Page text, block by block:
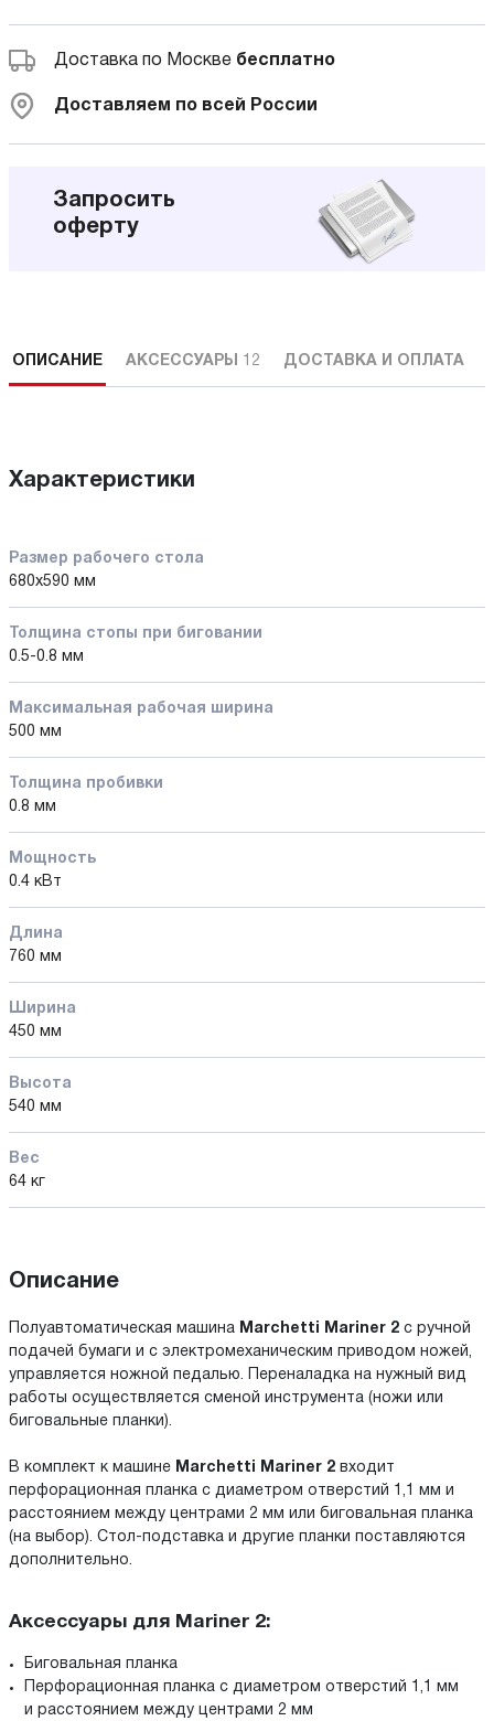
Доставка по Москве бесплатно
Доставляем по всей России
Запросить
оферту
ОПИСАНИЕ АКСЕССУАРЫ 12 ДОСТАВКА И ОПЛАТА
Характеристики
Размер рабочего стола
680x590 мм
Толщина стопы при биговании
0.5-0.8 мм
Максимальная рабочая ширина
500 мм
Толщина пробивки
0.8 мм
Мощность
0.4 кВт
Длина
760 мм
Ширина
450 мм
Высота
540 мм
Вес
64 кг
Описание
Полуавтоматическая машина Marchetti Mariner 2 с ручной
подачей бумаги и с электромеханическим приводом ножей,
управляется ножной педалью. Переналадка на нужный вид
работы осуществляется сменой инструмента (ножи или
биговальные планки).
В комплект к машине Marchetti Mariner 2 входит
перфорационная планка с диаметром отверстий 1,1 мм и
расстоянием между центрами 2 мм или биговальная планка
(на выбор). Стол-подставка и другие планки поставляются
дополнительно.
Аксессуары для Mariner 2:
Биговальная планка
Перфорационная планка с диаметром отверстий 1,1 мм
и расстоянием между центрами 2 мм